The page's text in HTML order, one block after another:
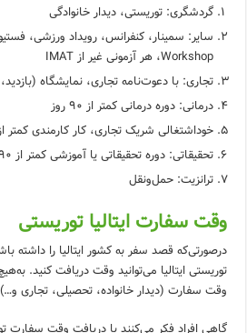
گردشگری: توریستی، دیدار خانوادگی
سایر: سمینار، کنفرانس، رویداد ورزشی،
Workshop، هر آزمونی غیر از IMAT
تجاری: با دعوت‌نامه تجاری، نمایشگاه
درمانی: دوره درمانی کمتر از 90 روز
خوداشتغالی شریک تجاری، کار کارمندی کمتر از 90
تحقیقاتی: دوره تحقیقاتی یا آموزشی کمتر از 90 روز
ترانزیت: حمل‌ونقل
وقت سفارت ایتالیا توریستی
درصورتی‌که قصد سفر به کشور ایتالیا را داشته
توریستی ایتالیا می‌توانید وقت دریافت کنید.
وقت سفارت (دیدار خانواده، تحصیلی، تجاری
گاهی افراد فکر می‌کنند با دریافت وقت سفارت